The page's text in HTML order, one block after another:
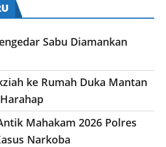
Sabu Diamankan
ke Rumah Duka Mantan
Mahakam 2026 Polres
Narkoba